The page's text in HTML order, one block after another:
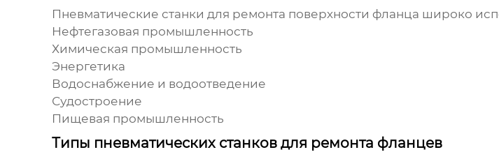
Пневматические станки для ремонта поверхности фланца широко
Нефтегазовая промышленность
Химическая промышленность
Энергетика
Водоснабжение и водоотведение
Судостроение
Пищевая промышленность
Типы пневматических станков для ремонта фланцев